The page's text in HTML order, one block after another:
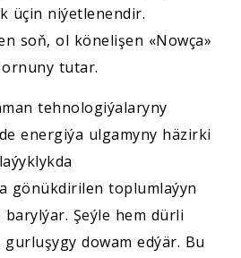
üçin niýetlenendir.
soň, ol könelişen «Nowça»
tutar.
tehnologiýalaryny
energiýa ulgamyny häzirki
gönükdirilen toplumlaýyn
Şeýle hem dürli
dowam edýär. Bu